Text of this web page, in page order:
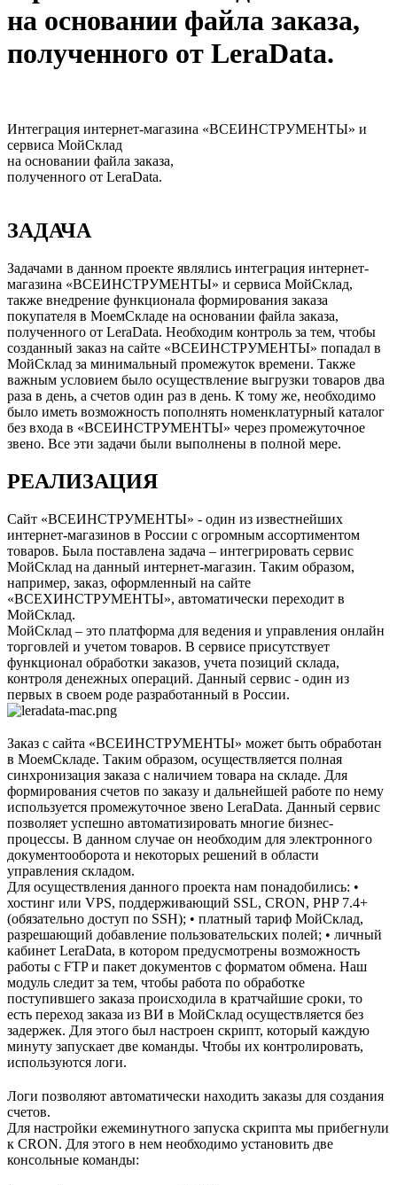
на основании файла заказа,
полученного от LeraData.
Интеграция интернет-магазина «ВСЕИНСТРУМЕНТЫ» и
сервиса МойСклад
на основании файла заказа,
полученного от LeraData.
ЗАДАЧА
Задачами в данном проекте являлись интеграция интернет-
магазина «ВСЕИНСТРУМЕНТЫ» и сервиса МойСклад,
также внедрение функционала формирования заказа
покупателя в МоемСкладе на основании файла заказа,
полученного от LeraData. Необходим контроль за тем, чтобы
созданный заказ на сайте «ВСЕИНСТРУМЕНТЫ» попадал в
МойСклад за минимальный промежуток времени. Также
важным условием было осуществление выгрузки товаров два
раза в день, а счетов один раз в день. К тому же, необходимо
было иметь возможность пополнять номенклатурный каталог
без входа в «ВСЕИНСТРУМЕНТЫ» через промежуточное
звено. Все эти задачи были выполнены в полной мере.
РЕАЛИЗАЦИЯ
Сайт «ВСЕИНСТРУМЕНТЫ» - один из известнейших
интернет-магазинов в России с огромным ассортиментом
товаров. Была поставлена задача – интегрировать сервис
МойСклад на данный интернет-магазин. Таким образом,
например, заказ, оформленный на сайте
«ВСЕХИНСТРУМЕНТЫ», автоматически переходит в
МойСклад.
МойСклад – это платформа для ведения и управления онлайн
торговлей и учетом товаров. В сервисе присутствует
функционал обработки заказов, учета позиций склада,
контроля денежных операций. Данный сервис - один из
первых в своем роде разработанный в России.
Заказ с сайта «ВСЕИНСТРУМЕНТЫ» может быть обработан
в МоемСкладе. Таким образом, осуществляется полная
синхронизация заказа с наличием товара на складе. Для
формирования счетов по заказу и дальнейшей работе по нему
используется промежуточное звено LeraData. Данный сервис
позволяет успешно автоматизировать многие бизнес-
процессы. В данном случае он необходим для электронного
документооборота и некоторых решений в области
управления складом.
Для осуществления данного проекта нам понадобились: •
хостинг или VPS, поддерживающий SSL, CRON, PHP 7.4+
(обязательно доступ по SSH); • платный тариф МойСклад,
разрешающий добавление пользовательских полей; • личный
кабинет LeraData, в котором предусмотрены возможность
работы с FTP и пакет документов с форматом обмена. Наш
модуль следит за тем, чтобы работа по обработке
поступившего заказа происходила в кратчайшие сроки, то
есть переход заказа из ВИ в МойСклад осуществляется без
задержек. Для этого был настроен скрипт, который каждую
минуту запускает две команды. Чтобы их контролировать,
используются логи.
Логи позволяют автоматически находить заказы для создания
счетов.
Для настройки ежеминутного запуска скрипта мы прибегнули
к CRON. Для этого в нем необходимо установить две
консольные команды: